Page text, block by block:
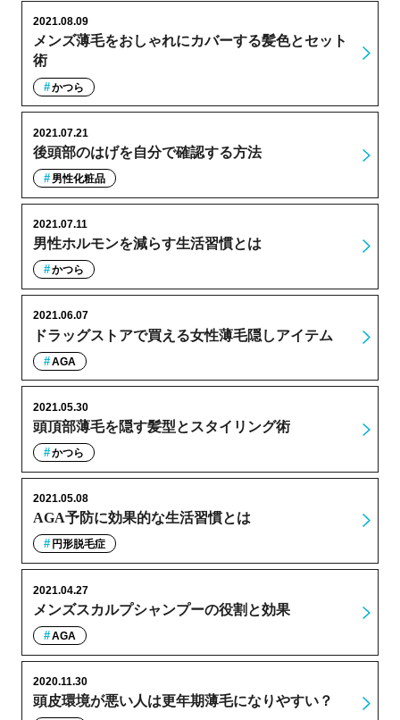
メンズ薄毛をおしゃれにカバーする髪色とセット
術
2021.08.09
かつら
後頭部のはげを自分で確認する方法
2021.07.21
男性化粧品
男性ホルモンを減らす生活習慣とは
2021.07.11
かつら
ドラッグストアで買える女性薄毛隠しアイテム
2021.06.07
AGA
頭頂部薄毛を隠す髪型とスタイリング術
2021.05.30
かつら
AGA予防に効果的な生活習慣とは
2021.05.08
円形脱毛症
メンズスカルプシャンプーの役割と効果
2021.04.27
AGA
頭皮環境が悪い人は更年期薄毛になりやすい？
2020.11.30